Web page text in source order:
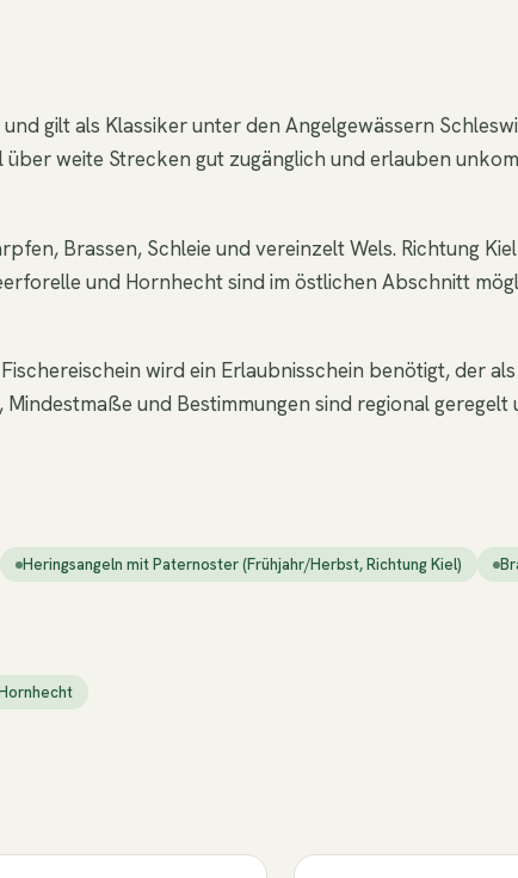
gilt als Klassiker unter den Angelgewässern
weite Strecken gut zugänglich und erlauben
Brassen, Schleie und vereinzelt Wels. Richtung
und Hornhecht sind im östlichen Abschnitt
wird ein Erlaubnisschein benötigt, der
und Bestimmungen sind regional
Heringsangeln mit Paternoster (Frühjahr/Herbst, Richtung Kiel)